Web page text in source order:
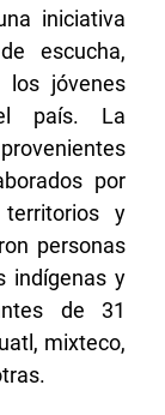
iniciativa
escucha,
jóvenes
país. La
provenientes
por
y
personas
indígenas y
de 31
mixteco,